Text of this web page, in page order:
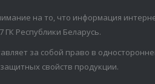
на то, что информация
ГК Республики Беларусь.
за собой право в
свойств продукции.